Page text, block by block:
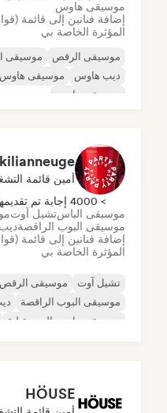
موسيقى هاوس
إضافة فنانين إلى قائمة
المؤثرة الخاصة بي
موسيقى الرقص
موسيقى
ديب هاوس
موسيقى هاوس
موسيقى هاوس
kilianneuge
أمين قائمة
> 4000 إجابة تم تقديمها
موسيقى الباستشيل آوت
موسيقى البوب الراقصة
إضافة فنانين إلى قائمة
المؤثرة الخاصة بي
تشيل آوت
موسيقى الرقص
موسيقى البوب الراقصة
موسيقى هاوس المستقبلية
HÖUSE